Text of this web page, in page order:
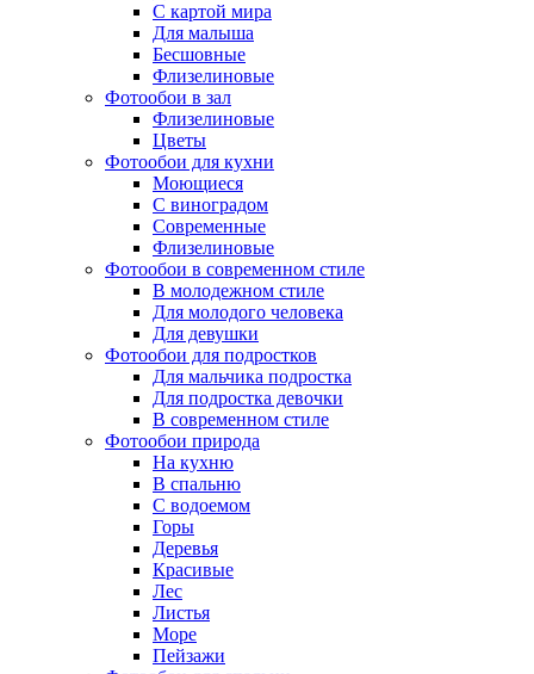
С картой мира
Для малыша
Бесшовные
Флизелиновые
Фотообои в зал
Флизелиновые
Цветы
Фотообои для кухни
Моющиеся
С виноградом
Современные
Флизелиновые
Фотообои в современном стиле
В молодежном стиле
Для молодого человека
Для девушки
Фотообои для подростков
Для мальчика подростка
Для подростка девочки
В современном стиле
Фотообои природа
На кухню
В спальню
С водоемом
Горы
Деревья
Красивые
Лес
Листья
Море
Пейзажи